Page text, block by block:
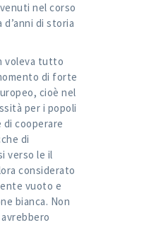
nel corso
di storia
voleva tutto
di forte
cioè nel
per i popoli
cooperare
di
verso le il
considerato
vuoto e
bianca. Non